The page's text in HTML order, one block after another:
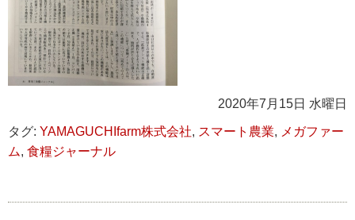
2020年7月15日 水曜日
タグ: YAMAGUCHIfarm株式会社, スマート農業, メガファー
ム, 食糧ジャーナル